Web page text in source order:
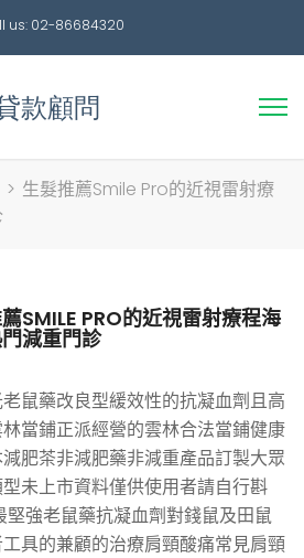
us: 02-86684320
搜
> 生髮推薦Smile Pro的近視雷射療
SMILE PRO的近視雷射療程海
減重門診
鼠藥改良型緩效性的抗凝血劑且高
當鋪正派經營的雲林合法當鋪健康
肥茶非減肥藥非減重產品訂製大眾
未上市資料僅供使用者請自行斟
堅強老鼠藥抗凝血劑對錢鼠及田鼠
具的兼顧的治療肩頸酸痛常見肩頸